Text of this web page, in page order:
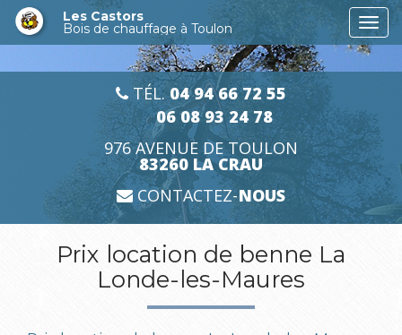
Aller
contenu
Les Castors
Bois de chauffage à Toulon
TÉL. 04 94 66 72 55
06 08 93 24 78
976 AVENUE DE TOULON
83260 LA CRAU
CONTACTEZ-NOUS
Prix location de benne La
Londe-les-Maures